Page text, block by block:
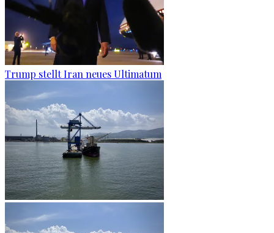
Trump stellt Iran neues Ultimatum